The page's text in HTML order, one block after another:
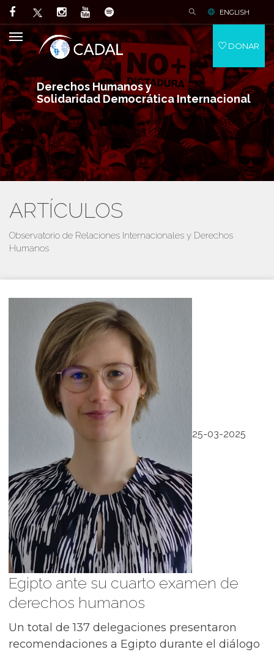
Derechos Humanos y
Solidaridad Democrática Internacional
ENGLISH
DONAR
ARTÍCULOS
Observatorio de Relaciones Internacionales y Derechos
Humanos
25-03-2025
Egipto ante su cuarto examen de
derechos humanos
Un total de 137 delegaciones presentaron
recomendaciones a Egipto durante el diálogo